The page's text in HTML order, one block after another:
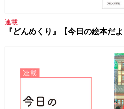
連載
『どんめくり』【今日の絵本だよ